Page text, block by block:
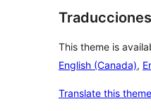
Traducciones
This theme is
English (Canada),
Translate this theme